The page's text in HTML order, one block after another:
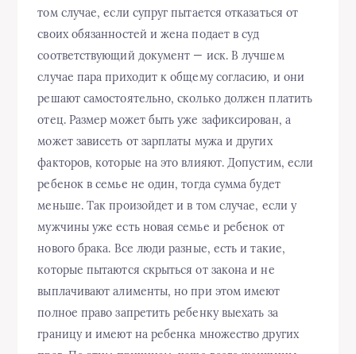
том случае, если супруг пытается отказаться от
своих обязанностей и жена подает в суд
соответствующий документ — иск. В лучшем
случае пара приходит к общему согласию, и они
решают самостоятельно, сколько должен платить
отец. Размер может быть уже зафиксирован, а
может зависеть от зарплаты мужа и других
факторов, которые на это влияют. Допустим, если
ребенок в семье не один, тогда сумма будет
меньше. Так произойдет и в том случае, если у
мужчины уже есть новая семье и ребенок от
нового брака. Все люди разные, есть и такие,
которые пытаются скрыться от закона и не
выплачивают алименты, но при этом имеют
полное право запретить ребенку выехать за
границу и имеют на ребенка множество других